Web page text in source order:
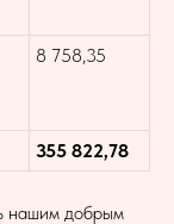
8 758,35
355 822,78
нашим добрым